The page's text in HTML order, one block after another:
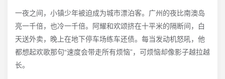
一夜之间，小镇少年被迫成为城市漂泊客。广州的夜比南澳岛
亮一千倍，也冷一千倍。阿耀和欢颂挤在十平米的隔断间，白
天送外卖，晚上在地下停车场练车还债。每当发动机怒吼，他
都想起欢歌那句“速度会带走所有烦恼”，可烦恼却像影子越拉越
长。